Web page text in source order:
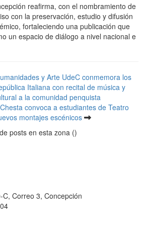
reafirma, con el nombramiento de
con la preservación, estudio y difusión
fortaleciendo una publicación que
un espacio de diálogo a nivel nacional e
y Arte UdeC conmemora los
Italiana con recital de música y
a la comunidad penquista
convoca a estudiantes de Teatro
montajes escénicos
posts en esta zona ()
C, Correo 3, Concepción